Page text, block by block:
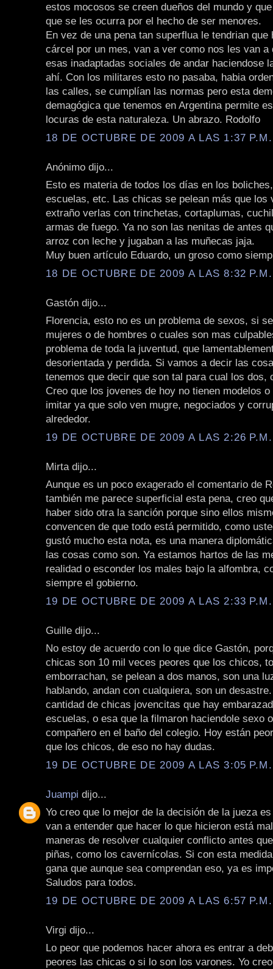
estos mocosos se creen dueños del mundo y
que se les ocurra por el hecho de ser menores.
En vez de una pena tan superflua le tendrian que
cárcel por un mes, van a ver como nos les van a
esas inadaptadas sociales de andar haciendose
ahí. Con los militares esto no pasaba, habia
las calles, se cumplían las normas pero esta
demagógica que tenemos en Argentina permite
locuras de esta naturaleza. Un abrazo. Rodolfo
18 DE OCTUBRE DE 2009 A LAS 1:37 P.M.
Anónimo dijo...
Esto es materia de todos los días en los
escuelas, etc. Las chicas se pelean más que los
extraño verlas con trinchetas, cortaplumas,
armas de fuego. Ya no son las nenitas de antes
arroz con leche y jugaban a las muñecas jaja.
Muy buen artículo Eduardo, un groso como
18 DE OCTUBRE DE 2009 A LAS 8:32 P.M.
Gastón dijo...
Florencia, esto no es un problema de sexos, si
mujeres o de hombres o cuales son mas
problema de toda la juventud, que
desorientada y perdida. Si vamos a decir las
tenemos que decir que son tal para cual los dos,
Creo que los jovenes de hoy no tienen modelos
imitar ya que solo ven mugre, negociados y
alrededor.
19 DE OCTUBRE DE 2009 A LAS 2:26 P.M.
Mirta dijo...
Aunque es un poco exagerado el comentario de
también me parece superficial esta pena, creo
haber sido otra la sanción porque sino ellos
convencen de que todo está permitido, como
gustó mucho esta nota, es una manera
las cosas como son. Ya estamos hartos de las
realidad o esconder los males bajo la alfombra,
siempre el gobierno.
19 DE OCTUBRE DE 2009 A LAS 2:33 P.M.
Guille dijo...
No estoy de acuerdo con lo que dice Gastón,
chicas son 10 mil veces peores que los chicos,
emborrachan, se pelean a dos manos, son una
hablando, andan con cualquiera, son un
cantidad de chicas jovencitas que hay
escuelas, o esa que la filmaron haciendole sexo
compañero en el baño del colegio. Hoy están
que los chicos, de eso no hay dudas.
19 DE OCTUBRE DE 2009 A LAS 3:05 P.M.
Juampi dijo...
Yo creo que lo mejor de la decisión de la jueza
van a entender que hacer lo que hicieron está
maneras de resolver cualquier conflicto antes
piñas, como los cavernícolas. Si con esta
gana que aunque sea comprendan eso, ya es
Saludos para todos.
19 DE OCTUBRE DE 2009 A LAS 6:57 P.M.
Virgi dijo...
Lo peor que podemos hacer ahora es entrar a
peores las chicas o si lo son los varones. Yo